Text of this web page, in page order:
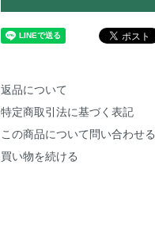
返品について
特定商取引法に基づく表記
この商品について問い合わせる
買い物を続ける